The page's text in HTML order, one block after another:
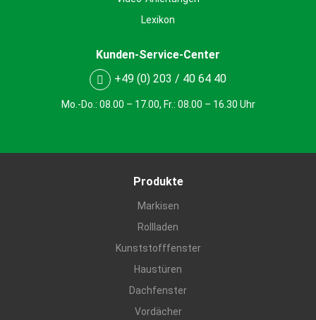
Lexikon
Kunden-Service-Center
+49 (0) 203 / 40 64 40
Mo.-Do.: 08.00 – 17.00, Fr.: 08.00 – 16.30 Uhr
Produkte
Markisen
Rollladen
Kunststofffenster
Haustüren
Dachfenster
Vordächer